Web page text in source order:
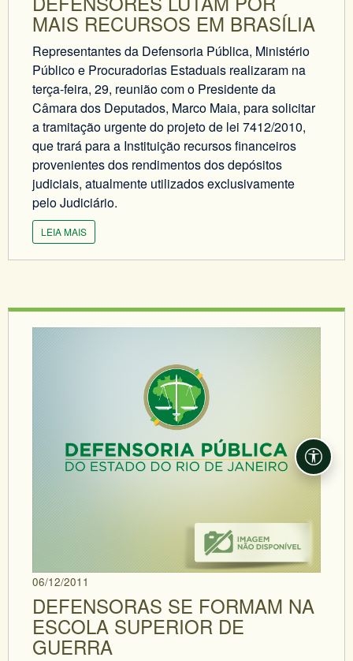
MAIS RECURSOS EM BRASÍLIA
Representantes da Defensoria Pública, Ministério
Público e Procuradorias Estaduais realizaram na
terça-feira, 29, reunião com o Presidente da
Câmara dos Deputados, Marco Maia, para solicitar
a tramitação urgente do projeto de lei 7412/2010,
que trará para a Instituição recursos financeiros
provenientes dos rendimentos dos depósitos
judiciais, atualmente utilizados exclusivamente
pelo Judiciário.
LEIA MAIS
06/12/2011
DEFENSORAS SE FORMAM NA
ESCOLA SUPERIOR DE
GUERRA